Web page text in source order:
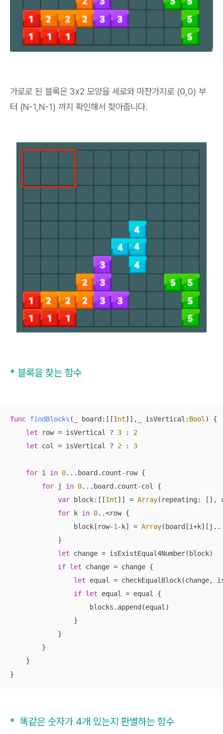
가로로 된 블록은 3x2 모양을 세로와 마찬가지로 (0,0) 부
터 (N-1,N-1) 까지 확인해서 찾아줍니다.
* 블록을 찾는 함수
func findBlocks ( board :[[Int]], isVertical : Bool )
{
let row = isVertical ? 3 : 2
let col = isVertical ? 2 : 3
for i in 0... board.count- row {
for j in 0... board.count-col {
var block:[[Int]] = Array(repeating: [],
for k in 0..<row {
                block[row
-1 - k] = Array(board[i+k][j
            }
let change = isExistEqual4Number(block)
if let change = change {
let equal =
if let equal = equal {
                    blocks.append(equal)
                }
            }
        }
    }
}
* 똑같은 숫자가 4개 있는지 판별하는 함수